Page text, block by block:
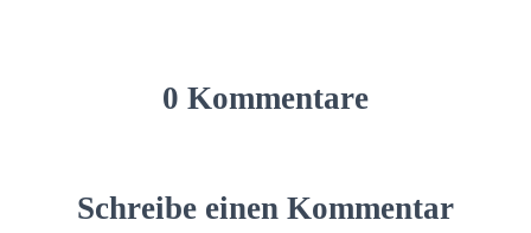
0 Kommentare
Schreibe einen Kommentar